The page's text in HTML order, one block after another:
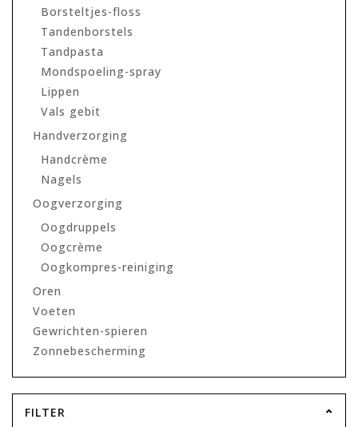
Borsteltjes-floss
Tandenborstels
Tandpasta
Mondspoeling-spray
Lippen
Vals gebit
Handverzorging
Handcrème
Nagels
Oogverzorging
Oogdruppels
Oogcrème
Oogkompres-reiniging
Oren
Voeten
Gewrichten-spieren
Zonnebescherming
FILTER